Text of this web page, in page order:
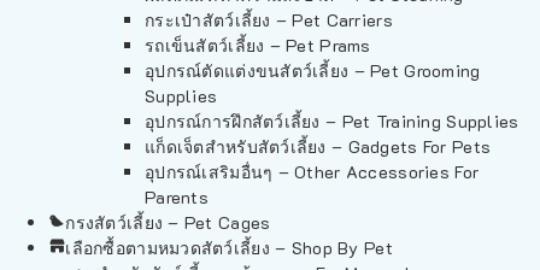
กระเป๋าสัตว์เลี้ยง – Pet Carriers
รถเข็นสัตว์เลี้ยง – Pet Prams
อุปกรณ์ตัดแต่งขนสัตว์เลี้ยง – Pet Grooming
Supplies
อุปกรณ์การฝึกสัตว์เลี้ยง – Pet Training Supplies
แก็ดเจ็ตสำหรับสัตว์เลี้ยง – Gadgets For Pets
อุปกรณ์เสริมอื่นๆ – Other Accessories For
Parents
กรงสัตว์เลี้ยง – Pet Cages
เลือกซื้อตามหมวดสัตว์เลี้ยง – Shop By Pet